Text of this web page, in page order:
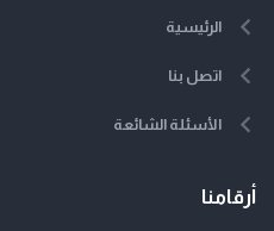
الرئيسية
اتصل بنا
الأسئلة الشائعة
أرقامنا